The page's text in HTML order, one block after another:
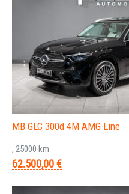
MB GLC 300d 4M AMG Line
, 25000 km
62.500,00 €